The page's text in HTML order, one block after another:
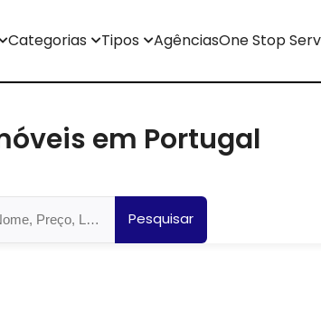
Categorias Tipos AgênciasOne Stop
em Portugal
Pesquisar